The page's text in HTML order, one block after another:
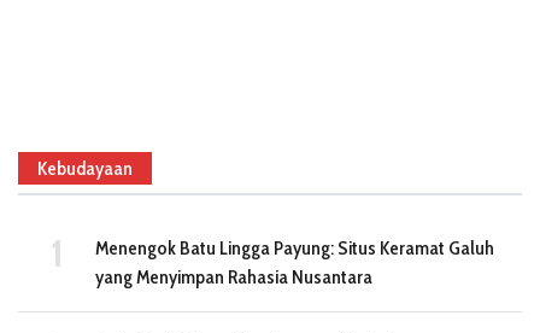
Kebudayaan
Menengok Batu Lingga Payung: Situs Keramat Galuh
yang Menyimpan Rahasia Nusantara